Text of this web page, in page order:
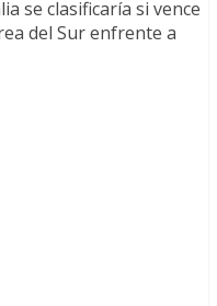
se clasificaría si vence
del Sur enfrente a